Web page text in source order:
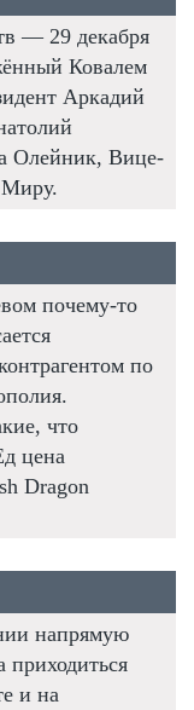
— 29 декабря
Ковалем
Аркадий
Олейник, Вице-
Миру.
почему-то
по
что
цена
Dragon
напрямую
приходиться
и на